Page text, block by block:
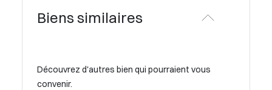
Biens similaires
Découvrez d'autres bien qui pourraient vous
convenir.